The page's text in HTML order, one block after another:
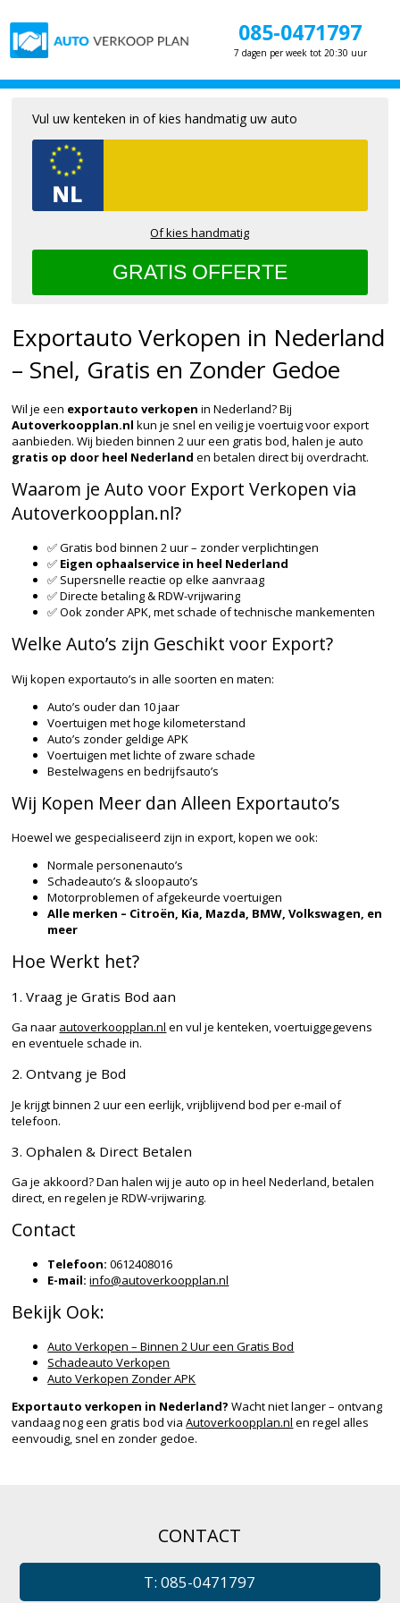
085-0471797
7 dagen per week tot 20:30 uur
Exportauto Verkopen in Nederland
– Snel, Gratis en Zonder Gedoe
Wil je een exportauto verkopen in Nederland? Bij
Autoverkoopplan.nl kun je snel en veilig je voertuig voor export
aanbieden. Wij bieden binnen 2 uur een gratis bod, halen je auto
gratis op door heel Nederland en betalen direct bij overdracht.
Waarom je Auto voor Export Verkopen via
Autoverkoopplan.nl?
✅ Gratis bod binnen 2 uur – zonder verplichtingen
✅ Eigen ophaalservice in heel Nederland
✅ Supersnelle reactie op elke aanvraag
✅ Directe betaling & RDW-vrijwaring
✅ Ook zonder APK, met schade of technische mankementen
Welke Auto’s zijn Geschikt voor Export?
Wij kopen exportauto’s in alle soorten en maten:
Auto’s ouder dan 10 jaar
Voertuigen met hoge kilometerstand
Auto’s zonder geldige APK
Voertuigen met lichte of zware schade
Bestelwagens en bedrijfsauto’s
Wij Kopen Meer dan Alleen Exportauto’s
Hoewel we gespecialiseerd zijn in export, kopen we ook:
Normale personenauto’s
Schadeauto’s & sloopauto’s
Motorproblemen of afgekeurde voertuigen
Alle merken – Citroën, Kia, Mazda, BMW, Volkswagen, en
meer
Hoe Werkt het?
1. Vraag je Gratis Bod aan
Ga naar autoverkoopplan.nl en vul je kenteken, voertuiggegevens
en eventuele schade in.
2. Ontvang je Bod
Je krijgt binnen 2 uur een eerlijk, vrijblijvend bod per e-mail of
telefoon.
3. Ophalen & Direct Betalen
Ga je akkoord? Dan halen wij je auto op in heel Nederland, betalen
direct, en regelen je RDW-vrijwaring.
Contact
Telefoon: 0612408016
E-mail: info@autoverkoopplan.nl
Bekijk Ook:
Auto Verkopen – Binnen 2 Uur een Gratis Bod
Schadeauto Verkopen
Auto Verkopen Zonder APK
Exportauto verkopen in Nederland? Wacht niet langer – ontvang
vandaag nog een gratis bod viaAutoverkoopplan.nl en regel alles
eenvoudig, snel en zonder gedoe.
Vul uw kenteken in of kies handmatig uw auto
Of kies handmatig
CONTACT
T: 085-0471797